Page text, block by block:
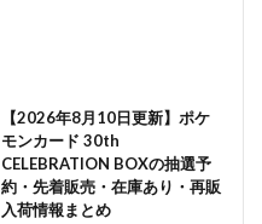
【2026年8月10日更新】ポケ
モンカード 30th
CELEBRATION BOXの抽選予
約・先着販売・在庫あり・再販
入荷情報まとめ